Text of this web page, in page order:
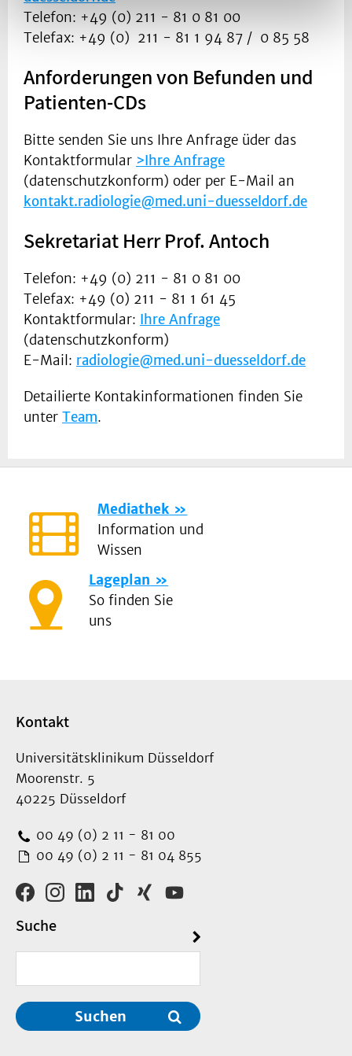
Telefon: +49 (0) 211 - 81 0 81 00
Telefax: +49 (0) 211 - 81 1 94 87 / 0 85 58
Anforderungen von Befunden und
Patienten-CDs
Bitte senden Sie uns Ihre Anfrage üder das
Kontaktformular >Ihre Anfrage
(datenschutzkonform) oder per E-Mail an
kontakt.radiologie@med.uni-duesseldorf.de
Sekretariat Herr Prof. Antoch
Telefon: +49 (0) 211 - 81 0 81 00
Telefax: +49 (0) 211 - 81 1 61 45
Kontaktformular: Ihre Anfrage
(datenschutzkonform)
E-Mail: radiologie@med.uni-duesseldorf.de
Detailierte Kontakinformationen finden Sie
unter Team.
Mediathek
Information und
Wissen
Lageplan
So finden Sie
uns
Kontakt
Universitätsklinikum Düsseldorf
Moorenstr. 5
40225 Düsseldorf
00 49 (0) 2 11 - 81 00
00 49 (0) 2 11 - 81 04 855
Suche
Suchen